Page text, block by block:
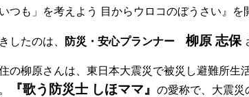
つも」を考えよう 目からウロコのぼうさい』を
したのは、 防災・安心プランナー 柳原 志保
の柳原さんは、東日本大震災で被災し避難所生
『歌う防災士 しほママ』 の愛称で、大震災